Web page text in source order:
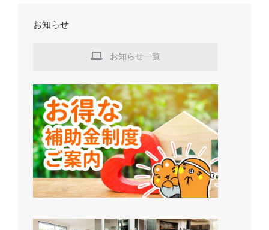
お知らせ
お知らせ一覧